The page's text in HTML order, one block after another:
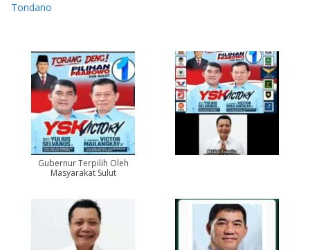
Tondano
Gubernur Terpilih Oleh
Masyarakat Sulut